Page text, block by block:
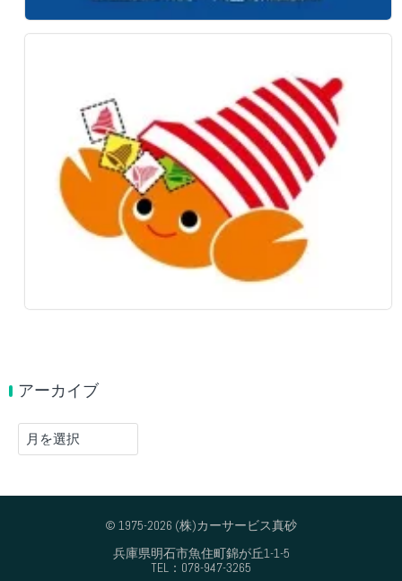
アーカイブ
ア
ー
イ
© 1975-2026 (株)カーサービス真砂
兵庫県明石市魚住町錦が丘1-1-5
TEL：078-947-3265